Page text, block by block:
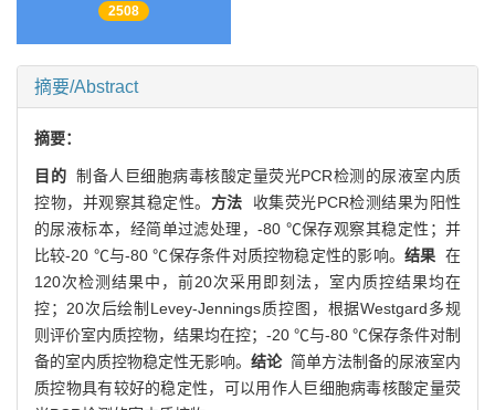
2508
摘要/Abstract
摘要：
目的 制备人巨细胞病毒核酸定量荧光PCR检测的尿液室内质
控物，并观察其稳定性。 方法 收集荧光PCR检测结果为阳性
的尿液标本，经简单过滤处理，-80 ℃保存观察其稳定性；并
比较-20 ℃与-80 ℃保存条件对质控物稳定性的影响。结果 在
120次检测结果中，前20次采用即刻法，室内质控结果均在
控；20次后绘制Levey-Jennings质控图，根据Westgard多规
则评价室内质控物，结果均在控；-20 ℃与-80 ℃保存条件对制
备的室内质控物稳定性无影响。 结论简单方法制备的尿液室内
质控物具有较好的稳定性，可以用作人巨细胞病毒核酸定量荧